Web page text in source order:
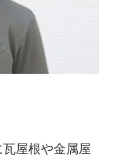
屋根や金属屋